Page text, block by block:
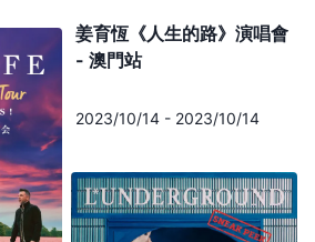
姜育恆《人生的路》演唱會
- 澳門站
2023/10/14 - 2023/10/14